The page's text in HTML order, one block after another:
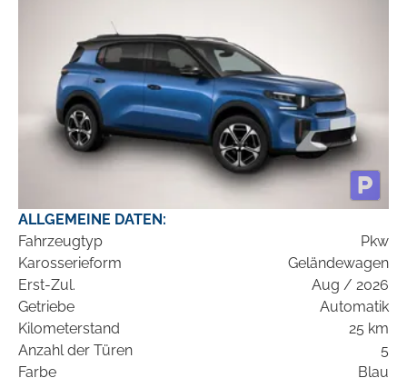
ALLGEMEINE DATEN:
Fahrzeugtyp
Pkw
Karosserieform
Geländewagen
Erst-Zul.
Aug / 2026
Getriebe
Automatik
Kilometerstand
25 km
Anzahl der Türen
5
Farbe
Blau